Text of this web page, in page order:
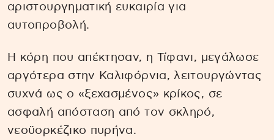
αριστουργηματική ευκαιρία για
αυτοπροβολή.
Η κόρη που απέκτησαν, η Τίφανι, μεγάλωσε
αργότερα στην Καλιφόρνια, λειτουργώντας
συχνά ως ο «ξεχασμένος» κρίκος, σε
ασφαλή απόσταση από τον σκληρό,
νεοϋορκέζικο πυρήνα.